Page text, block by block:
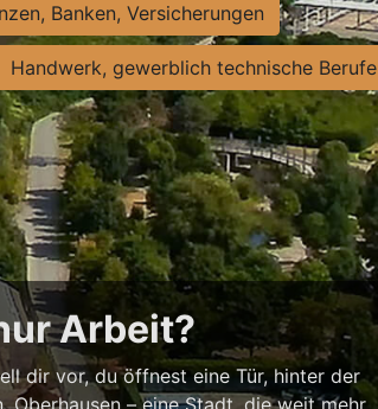
Banken, Versicherungen
Handwerk, gewerblich technische Berufe
Arbeit?
dir vor, du öffnest eine Tür, hinter der